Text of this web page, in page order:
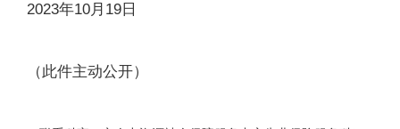
2023年10月19日
（此件主动公开）